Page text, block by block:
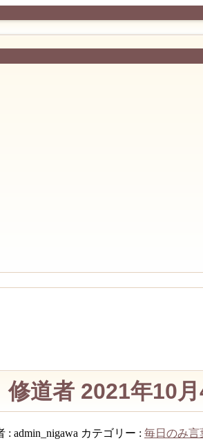
道者 2021年10
: admin_nigawa カテゴリー : 毎日のみ言